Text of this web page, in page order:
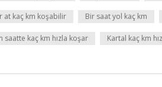
at kaç km koşabilir Bir saat yol kaç km
saatte kaç km hızla koşar Kartal kaç km